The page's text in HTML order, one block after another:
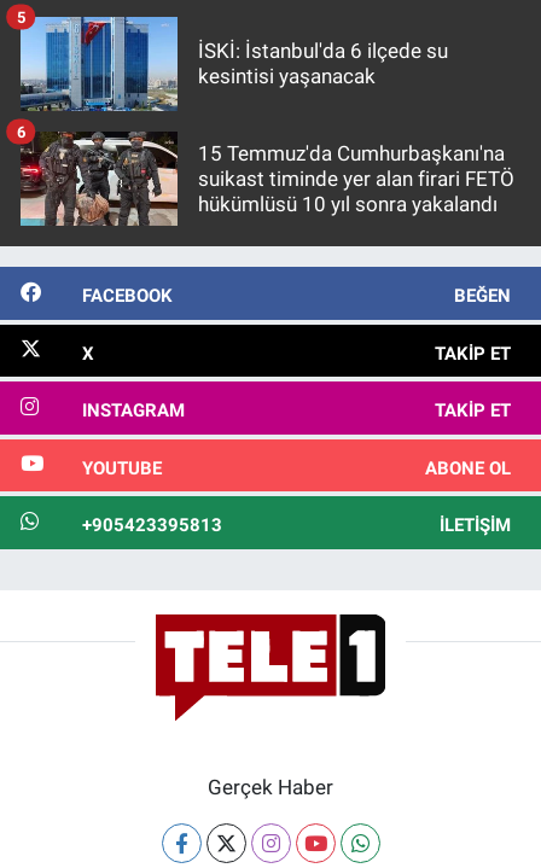
İSKİ: İstanbul'da 6 ilçede su
kesintisi yaşanacak
5
15 Temmuz'da Cumhurbaşkanı'na
suikast timinde yer alan firari FETÖ
hükümlüsü 10 yıl sonra yakalandı
6
FACEBOOK BEĞEN
X TAKIP ET
INSTAGRAM TAKIP ET
YOUTUBE ABONE OL
+905423395813 İLETIŞIM
Gerçek Haber